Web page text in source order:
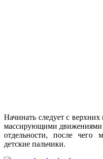
Начинать следует с
массирующими движениями
отдельности, после чего
детские пальчики.